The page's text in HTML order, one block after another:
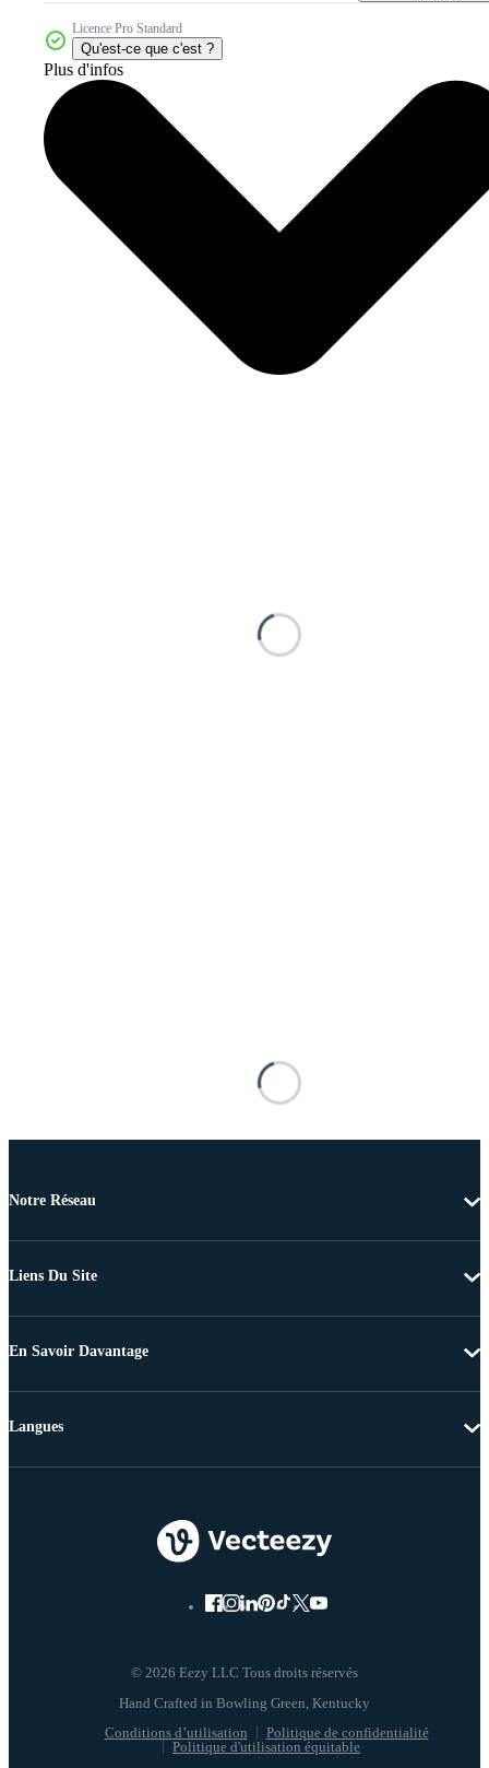
Licence Pro Standard
Qu'est-ce que c'est ?
Plus d'infos
Notre Réseau
Liens Du Site
En Savoir Davantage
© 2026 Eezy LLC Tous droits réservés
Conditions d’utilisation
Politique de confidentialité
Politique d'utilisation équitable
Langues